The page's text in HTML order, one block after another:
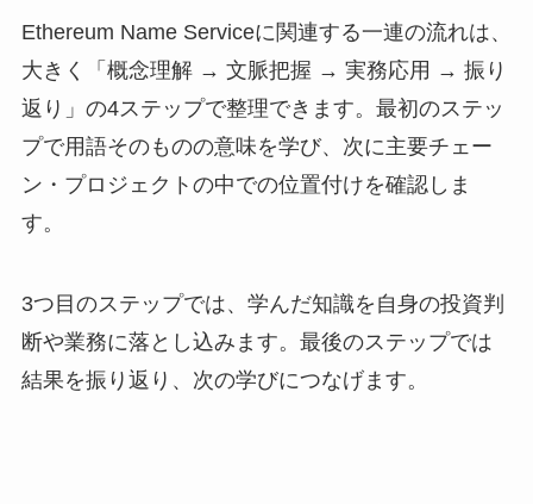
Ethereum Name Serviceに関連する一連の流れは、
大きく「概念理解 → 文脈把握 → 実務応用 → 振り
返り」の4ステップで整理できます。最初のステッ
プで用語そのものの意味を学び、次に主要チェー
ン・プロジェクトの中での位置付けを確認しま
す。
3つ目のステップでは、学んだ知識を自身の投資判
断や業務に落とし込みます。最後のステップでは
結果を振り返り、次の学びにつなげます。